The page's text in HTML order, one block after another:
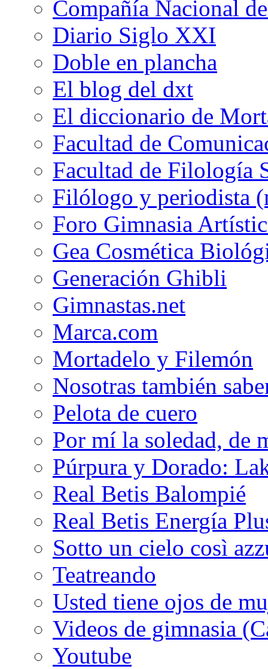
Compañía Nacional
Diario Siglo XXI
Doble en plancha
El blog del dxt
El diccionario de
Facultad de
Facultad de Filología
Filólogo y periodista
Foro Gimnasia
Gea Cosmética
Generación Ghibli
Gimnastas.net
Marca.com
Mortadelo y Filemón
Nosotras también
Pelota de cuero
Por mí la soledad, de
Púrpura y Dorado:
Real Betis Balompié
Real Betis Energía
Sotto un cielo così
Teatreando
Usted tiene ojos de
Videos de gimnasia
Youtube